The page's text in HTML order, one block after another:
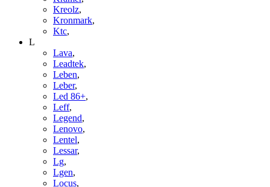
Kreolz,
Kronmark,
Ktc,
L
Lava,
Leadtek,
Leben,
Leber,
Led 86+,
Leff,
Legend,
Lenovo,
Lentel,
Lessar,
Lg,
Lgen,
Locus,